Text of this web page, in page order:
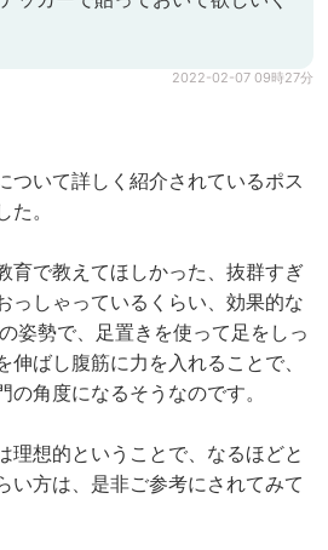
2022-02-07 09時27分
ついて詳しく紹介されているポス
。
育で教えてほしかった、抜群すぎ
っしゃっているくらい、効果的な
姿勢で、足置きを使って足をしっ
ばし腹筋に力を入れることで、
角度になるそうなのです。
理想的ということで、なるほどと
い方は、是非ご参考にされてみて